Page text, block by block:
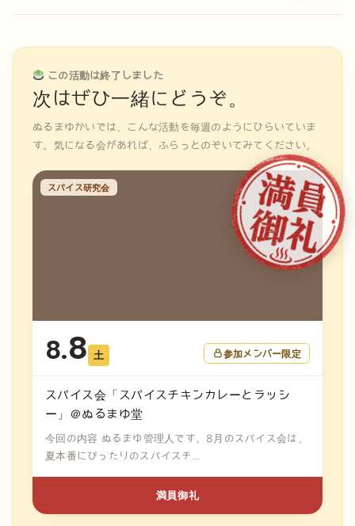
この活動は終了しました
次はぜひ一緒にどうぞ。
ぬるまゆかいでは、こんな活動を毎週のようにひらいていま
す。気になる会があれば、ふらっとのぞいてみてください。
スパイス研究会
8.8 土 参加メンバー限定
スパイス会「スパイスチキンカレーとラッシ
ー」＠ぬるまゆ堂
今回の内容 ぬるまゆ管理人です。8月のスパイス会は、
夏本番にぴったりのスパイスチ...
満員御礼